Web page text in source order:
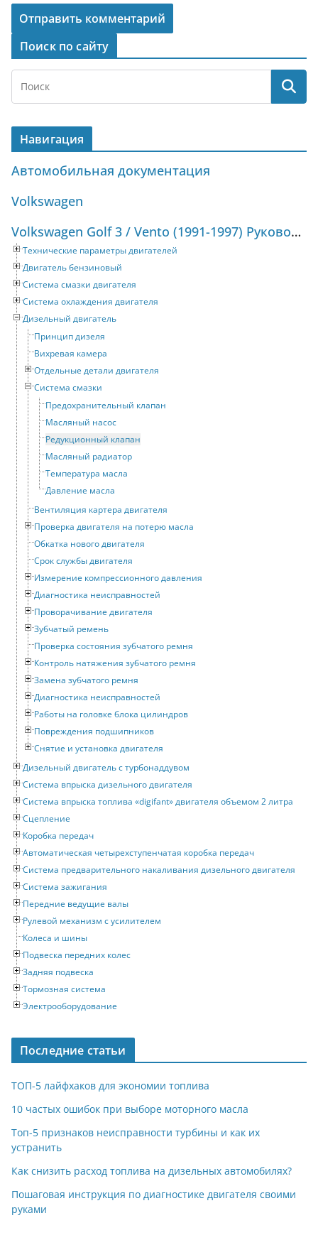
Поиск по сайту
Навигация
Автомобильная документация
Volkswagen
Volkswagen Golf 3 / Vento (1991-1997) Руководство по ремонту и техническому обслуживанию
Технические параметры двигателей
Двигатель бензиновый
Система смазки двигателя
Система охлаждения двигателя
Дизельный двигатель
Принцип дизеля
Вихревая камера
Отдельные детали двигателя
Система смазки
Предохранительный клапан
Масляный насос
Редукционный клапан
Масляный радиатор
Температура масла
Давление масла
Вентиляция картера двигателя
Проверка двигателя на потерю масла
Обкатка нового двигателя
Срок службы двигателя
Измерение компрессионного давления
Диагностика неисправностей
Проворачивание двигателя
Зубчатый ремень
Проверка состояния зубчатого ремня
Контроль натяжения зубчатого ремня
Замена зубчатого ремня
Диагностика неисправностей
Работы на головке блока цилиндров
Повреждения подшипников
Снятие и установка двигателя
Дизельный двигатель с турбонаддувом
Система впрыска дизельного двигателя
Система впрыска топлива «digifant» двигателя объемом 2 литра
Сцепление
Коробка передач
Автоматическая четырехступенчатая коробка передач
Система предварительного накаливания дизельного двигателя
Система зажигания
Передние ведущие валы
Рулевой механизм с усилителем
Колеса и шины
Подвеска передних колес
Задняя подвеска
Тормозная система
Электрооборудование
Последние статьи
ТОП-5 лайфхаков для экономии топлива
10 частых ошибок при выборе моторного масла
Топ-5 признаков неисправности турбины и как их
устранить
Как снизить расход топлива на дизельных автомобилях?
Пошаговая инструкция по диагностике двигателя своими
руками